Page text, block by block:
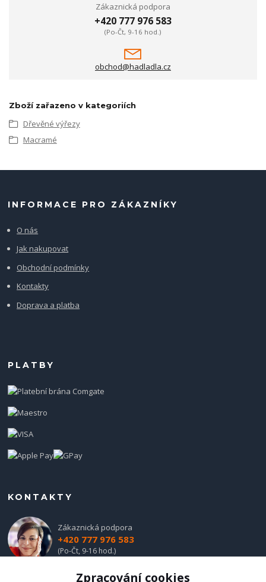
Zákaznická podpora
+420 777 976 583
(Po-Čt, 9-16 hod.)
obchod@hadladla.cz
Zboží zařazeno v kategoriích
Dřevěné výřezy
Macramé
INFORMACE PRO ZÁKAZNÍKY
O nás
Jak nakupovat
Obchodní podmínky
Kontakty
Doprava a platba
PLATBY
KONTAKTY
Zákaznická podpora
+420 777 976 583
(Po-Čt, 9-16 hod.)
obchod@hadladla.cz
Zpracování cookies